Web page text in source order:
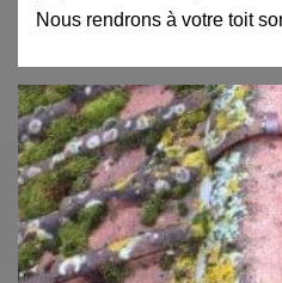
Nous rendrons à votre toit